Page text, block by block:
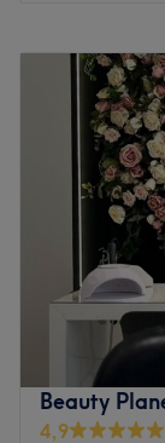
Τρίτη
Τετάρτη
Πέμπτη
Παρασκευή
Σάββατο
Κυριακή
Αν τρέχεις να
σου και δεν
περιποιηθείς
Beauty Salon.
Θεσσαλονίκης
ομορφιάς.
Beauty
4,9